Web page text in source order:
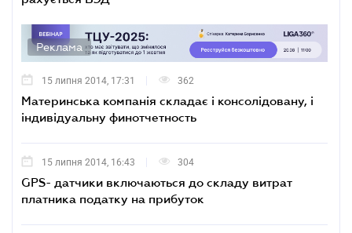
Реклама
15 липня 2014, 17:31 362
Материнська компанія складає і консолідовану, і
індивідуальну финотчетность
15 липня 2014, 16:43 304
GPS- датчики включаються до складу витрат
платника податку на прибуток